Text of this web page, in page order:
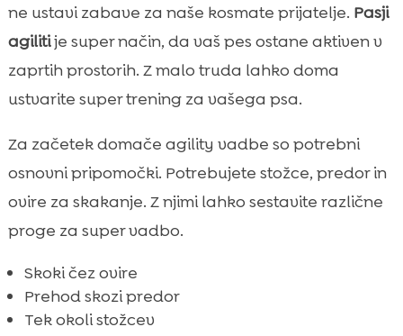
ne ustavi zabave za naše kosmate prijatelje. Pasji
agilitije super način, da vaš pes ostane aktiven v
zaprtih prostorih. Z malo truda lahko doma
ustvarite super trening za vašega psa.
Za začetek domače agility vadbe so potrebni
osnovni pripomočki. Potrebujete stožce, predor in
ovire za skakanje. Z njimi lahko sestavite različne
proge za super vadbo.
Skoki čez ovire
Prehod skozi predor
Tek okoli stožcev